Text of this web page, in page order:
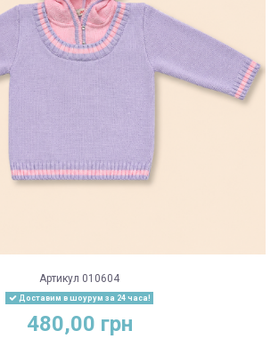
Артикул 010604
Доставим в шоурум за 24 часа!
480,00 грн